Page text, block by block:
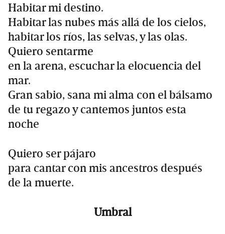
Habitar mi destino.
Habitar las nubes más allá de los cielos,
habitar los ríos, las selvas, y las olas.
Quiero sentarme
en la arena, escuchar la elocuencia del
mar.
Gran sabio, sana mi alma con el bálsamo
de tu regazo y cantemos juntos esta
noche
Quiero ser pájaro
para cantar con mis ancestros después
de la muerte.
Umbral